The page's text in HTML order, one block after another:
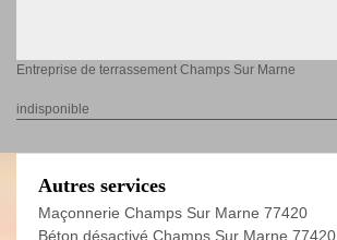
Entreprise de terrassement Champs Sur Marne
indisponible
Autres services
Maçonnerie Champs Sur Marne 77420
Béton désactivé Champs Sur Marne 77420